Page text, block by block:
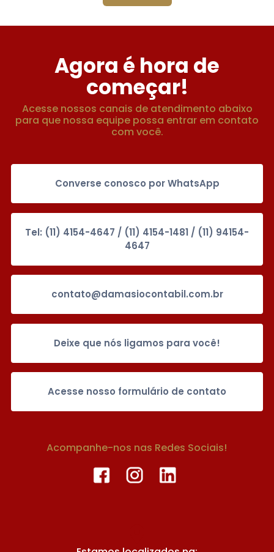
Agora é hora de
começar!
Acesse nossos canais de atendimento abaixo
para que nossa equipe possa entrar em contato
com você.
Converse conosco por WhatsApp
Tel: (11) 4154-4647 / (11) 4154-1481 / (11) 94154-
4647
contato@damasiocontabil.com.br
Deixe que nós ligamos para você!
Acesse nosso formulário de contato
Acompanhe-nos nas Redes Sociais!